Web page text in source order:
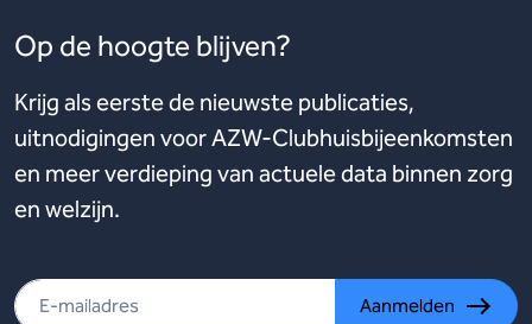
Op de hoogte blijven?
Krijg als eerste de nieuwste publicaties,
uitnodigingen voor AZW-Clubhuisbijeenkomsten
en meer verdieping van actuele data binnen zorg
en welzijn.
Aanmelden